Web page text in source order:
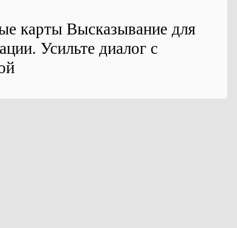
карты Высказывание для
Усильте диалог с